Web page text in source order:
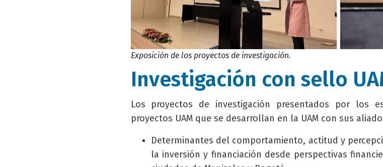
Exposición de los proyectos de investigación.
Investigación con sello
Los proyectos de investigación presentados por los
proyectos UAM que se desarrollan en la UAM con sus
Determinantes del comportamiento, actitud y
la inversión y financiación desde perspectivas